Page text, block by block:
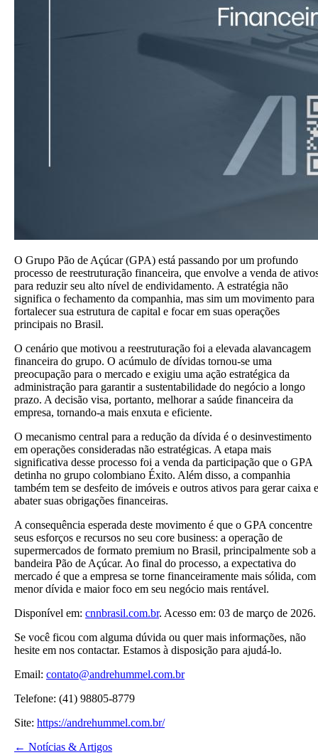
O Grupo Pão de Açúcar (GPA) está passando por um profundo
processo de reestruturação financeira, que envolve a venda de
para reduzir seu alto nível de endividamento. A estratégia não
significa o fechamento da companhia, mas sim um movimento para
fortalecer sua estrutura de capital e focar em suas operações
principais no Brasil.
O cenário que motivou a reestruturação foi a elevada alavancagem
financeira do grupo. O acúmulo de dívidas tornou-se uma
preocupação para o mercado e exigiu uma ação estratégica da
administração para garantir a sustentabilidade do negócio a longo
prazo. A decisão visa, portanto, melhorar a saúde financeira da
empresa, tornando-a mais enxuta e eficiente.
O mecanismo central para a redução da dívida é o desinvestimento
em operações consideradas não estratégicas. A etapa mais
significativa desse processo foi a venda da participação que o GPA
detinha no grupo colombiano Éxito. Além disso, a companhia
também tem se desfeito de imóveis e outros ativos para gerar caixa e
abater suas obrigações financeiras.
A consequência esperada deste movimento é que o GPA concentre
seus esforços e recursos no seu core business: a operação de
supermercados de formato premium no Brasil, principalmente sob a
bandeira Pão de Açúcar. Ao final do processo, a expectativa do
mercado é que a empresa se torne financeiramente mais sólida, com
menor dívida e maior foco em seu negócio mais rentável.
Disponível em: cnnbrasil.com.br. Acesso em: 03 de março de 2026.
Se você ficou com alguma dúvida ou quer mais informações, não
hesite em nos contactar. Estamos à disposição para ajudá-lo.
Email: contato@andrehummel.com.br
Telefone: (41) 98805-8779
Site: https://andrehummel.com.br/
← Notícias & Artigos